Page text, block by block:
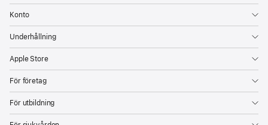
Konto
Underhållning
Apple Store
För företag
För utbildning